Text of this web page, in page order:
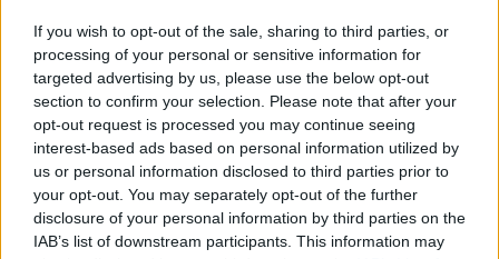
If you wish to opt-out of the sale, sharing to third parties, or
processing of your personal or sensitive information for
targeted advertising by us, please use the below opt-out
section to confirm your selection. Please note that after your
opt-out request is processed you may continue seeing
interest-based ads based on personal information utilized by
us or personal information disclosed to third parties prior to
your opt-out. You may separately opt-out of the further
disclosure of your personal information by third parties on the
IAB’s list of downstream participants. This information may
sans parfum
Privilégier les détergents, lessives ou nettoyants
portant la mention « hypoallergénique » ou «
sans parfum ».
Lire attentivement la composition pour éviter les
composants potentiellement allergisants.